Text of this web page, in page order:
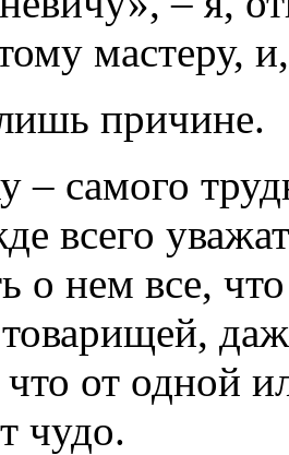
мастеру,
причине.
– самого
всего
о нем все,
что от одной
чудо.